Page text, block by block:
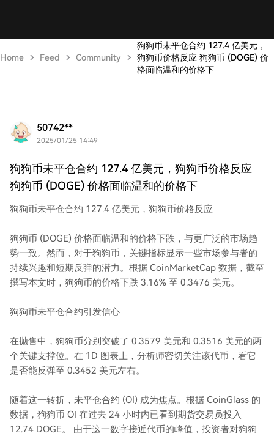
Home Feed Community
狗狗币未平仓合约 127.4 亿美元，
狗狗币价格反应 狗狗币 (DOGE) 价
格面临温和的价格下
50742**
2025/01/25 14:49
狗狗币未平仓合约 127.4 亿美元，狗狗币价格反应
狗狗币 (DOGE) 价格面临温和的价格下
狗狗币未平仓合约 127.4 亿美元，狗狗币价格反应
狗狗币 (DOGE) 价格面临温和的价格下跌，与更广泛的市场趋
势一致。然而，对于狗狗币，关键指标显示一些市场参与者的
持续兴趣和短期反弹的潜力。根据 CoinMarketCap 数据，截至
撰写本文时，狗狗币的价格下跌 3.16% 至 0.3476 美元。
狗狗币未平仓合约引发信心
在抛售中，狗狗币分别突破了 0.3579 美元和 0.3516 美元的两
个关键支撑位。在 1D 图表上，分析师密切关注该代币，看它
是否能反弹至 0.3452 美元左右。
随着这一转折，未平仓合约 (OI) 成为焦点。根据 CoinGlass 的
数据，狗狗币 OI 在过去 24 小时内已看到期货交易员投入
12.74 DOGE。 由于这一数字接近代币的峰值，投资者对狗狗